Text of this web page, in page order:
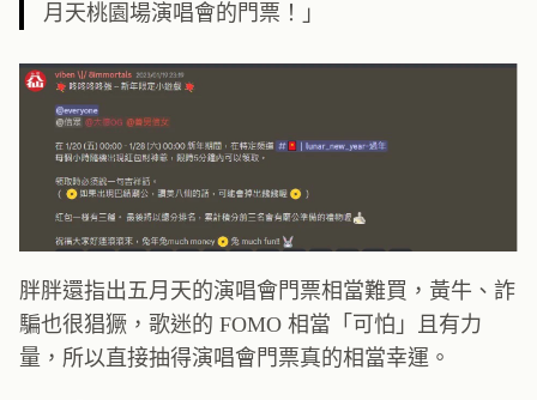
月天桃園場演唱會的門票！」
胖胖還指出五月天的演唱會門票相當難買，黃牛、詐
騙也很猖獗，歌迷的 FOMO 相當「可怕」且有力
量，所以直接抽得演唱會門票真的相當幸運。